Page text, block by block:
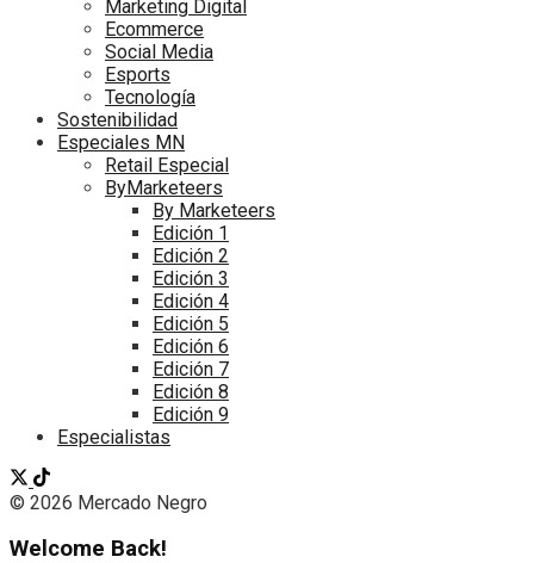
Marketing Digital
Ecommerce
Social Media
Esports
Tecnología
Sostenibilidad
Especiales MN
Retail Especial
ByMarketeers
By Marketeers
Edición 1
Edición 2
Edición 3
Edición 4
Edición 5
Edición 6
Edición 7
Edición 8
Edición 9
Especialistas
© 2026 Mercado Negro
Welcome Back!